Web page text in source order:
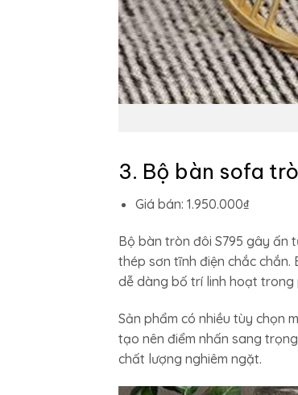
3. Bộ bàn sofa
Giá bán: 1.950.000₫
Bộ bàn tròn đôi S795 gây ấn
thép sơn tĩnh điện chắc chắn.
dễ dàng bố trí linh hoạt trong
Sản phẩm có nhiều tùy chọn
tạo nên điểm nhấn sang
chất lượng nghiêm ngặt.